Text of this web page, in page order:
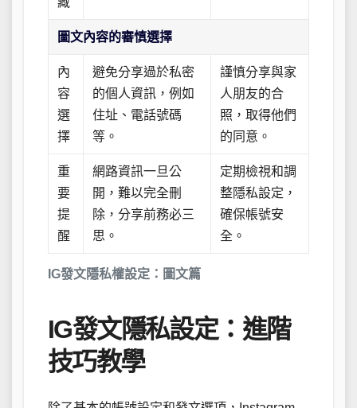
IG發文隱私權設定：圖文篇
圖文內容的審慎選擇
內
容
選
擇
避免分享過於私密
的個人資訊，例如
住址、電話號碼
等。
謹慎分享與家
人朋友的合
照，取得他們
的同意。
重
要
提
醒
網路資訊一旦公
開，難以完全刪
除，分享前務必三
思。
定期檢視和調
整隱私設定，
確保帳號安
全。
IG發文隱私設定：進階
技巧教學